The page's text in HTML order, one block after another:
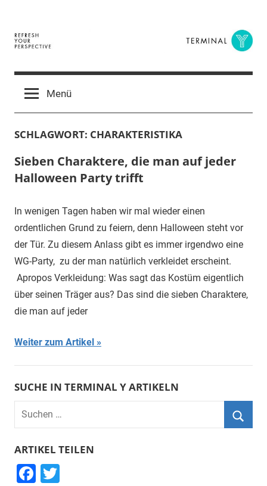
springen
Terminal
Y
Digital
BusinessMenü
SCHLAGWORT: CHARAKTERISTIKA
Sieben Charaktere, die man auf jeder
Halloween Party trifft
In wenigen Tagen haben wir mal wieder einen
ordentlichen Grund zu feiern, denn Halloween steht vor
der Tür. Zu diesem Anlass gibt es immer irgendwo eine
WG-Party, zu der man natürlich verkleidet erscheint.
Apropos Verkleidung: Was sagt das Kostüm eigentlich
über seinen Träger aus? Das sind die sieben Charaktere,
die man auf jeder
Weiter zum Artikel
SUCHE IN TERMINAL Y ARTIKELN
Suchen
nach:
ARTIKEL TEILEN
F